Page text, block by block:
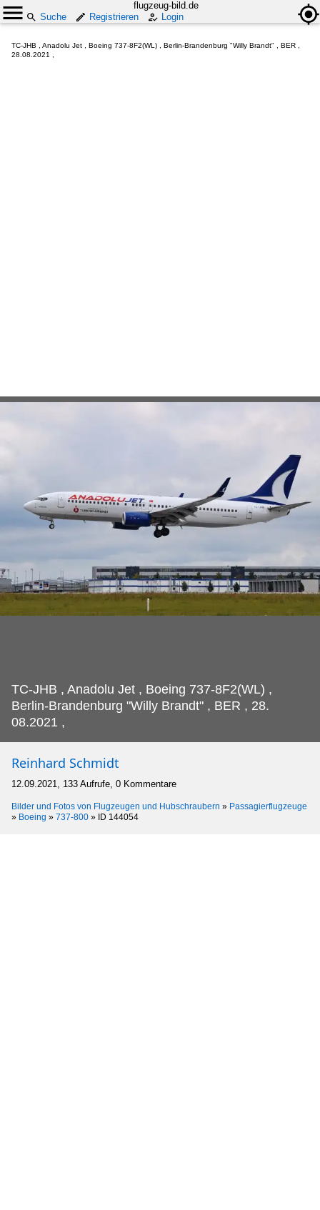
flugzeug-bild.de
Suche
Registrieren Login
TC-JHB , Anadolu Jet , Boeing 737-8F2(WL) , Berlin-Brandenburg "Willy Brandt" , BER ,
28.08.2021 ,
TC-JHB , Anadolu Jet , Boeing 737-8F2(WL) ,
Berlin-Brandenburg "Willy Brandt" , BER , 28.
08.2021 ,
Reinhard Schmidt
12.09.2021, 133 Aufrufe, 0 Kommentare
Bilder und Fotos von Flugzeugen und Hubschraubern » Passagierflugzeuge
» Boeing » 737-800 » ID 144054